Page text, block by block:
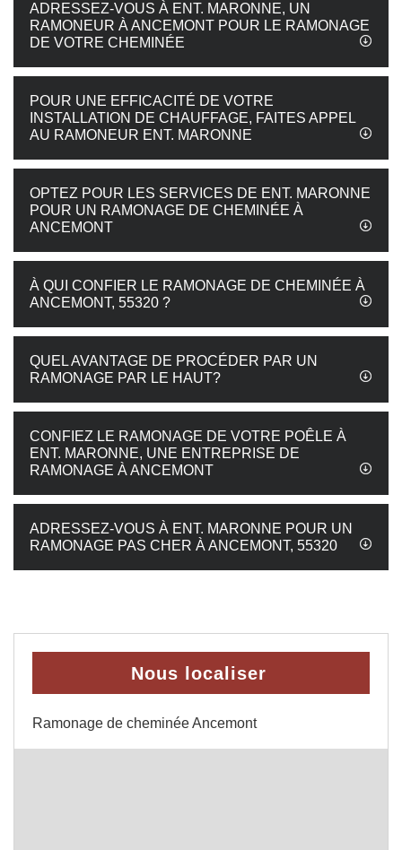
ADRESSEZ-VOUS À ENT. MARONNE, UN
RAMONEUR À ANCEMONT POUR LE RAMONAGE
DE VOTRE CHEMINÉE
POUR UNE EFFICACITÉ DE VOTRE
INSTALLATION DE CHAUFFAGE, FAITES APPEL
AU RAMONEUR ENT. MARONNE
OPTEZ POUR LES SERVICES DE ENT. MARONNE
POUR UN RAMONAGE DE CHEMINÉE À
ANCEMONT
À QUI CONFIER LE RAMONAGE DE CHEMINÉE À
ANCEMONT, 55320 ?
QUEL AVANTAGE DE PROCÉDER PAR UN
RAMONAGE PAR LE HAUT?
CONFIEZ LE RAMONAGE DE VOTRE POÊLE À
ENT. MARONNE, UNE ENTREPRISE DE
RAMONAGE À ANCEMONT
ADRESSEZ-VOUS À ENT. MARONNE POUR UN
RAMONAGE PAS CHER À ANCEMONT, 55320
Nous localiser
Ramonage de cheminée Ancemont